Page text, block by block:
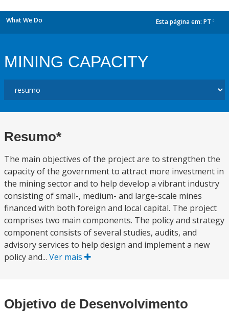
What We Do Esta página em: PT
MINING CAPACITY
Resumo*
The main objectives of the project are to strengthen the
capacity of the government to attract more investment in
the mining sector and to help develop a vibrant industry
consisting of small-, medium- and large-scale mines
financed with both foreign and local capital. The project
comprises two main components. The policy and strategy
component consists of several studies, audits, and
advisory services to help design and implement a new
policy and... Ver mais
Objetivo de Desenvolvimento